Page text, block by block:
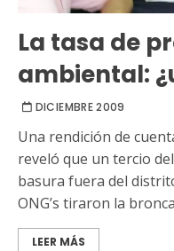
La tasa de
ambiental:
DICIEMBRE 2009
Una rendición de
reveló que un tercio
basura fuera del
ONG’s tiraron la
LEER MÁS